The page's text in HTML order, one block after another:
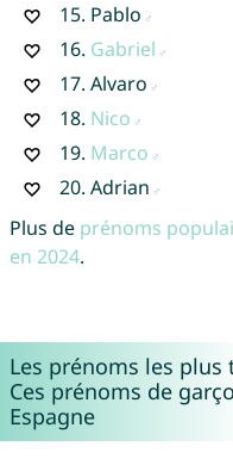
15. Pablo
16. Gabriel
17. Alvaro
18. Nico
19. Marco
20. Adrian
Plus de prénoms
en 2024.
Les prénoms les plus
Ces prénoms de
Espagne